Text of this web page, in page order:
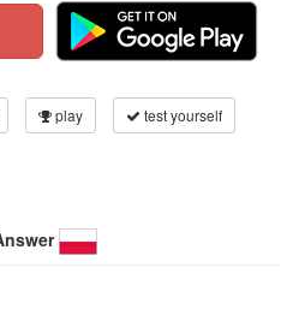
play test yourself